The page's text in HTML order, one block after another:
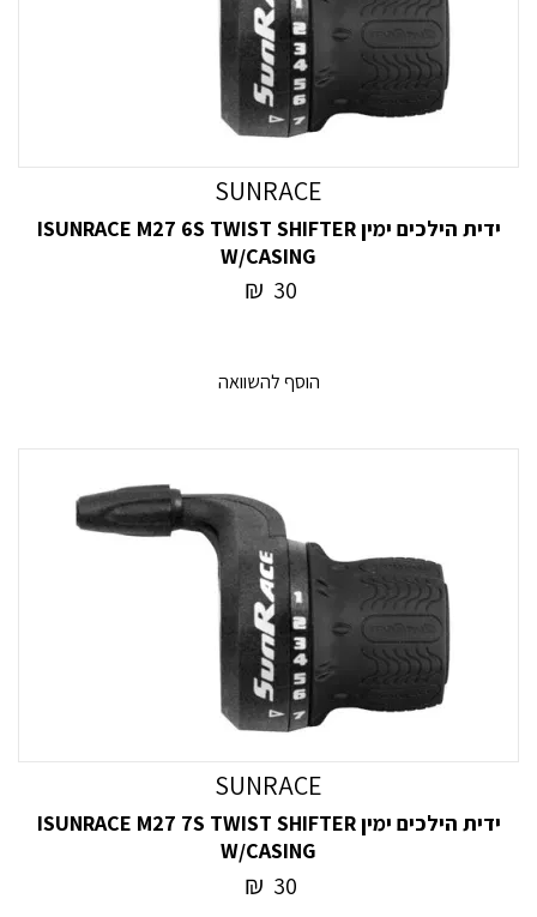
SUNRACE
ידית הילכים ימין ISUNRACE M27 6S TWIST SHIFTER
W/CASING
30
₪
הוסף להשוואה
SUNRACE
ידית הילכים ימין ISUNRACE M27 7S TWIST SHIFTER
W/CASING
30
₪